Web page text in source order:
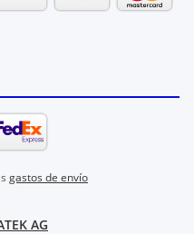
gastos de envío
AG